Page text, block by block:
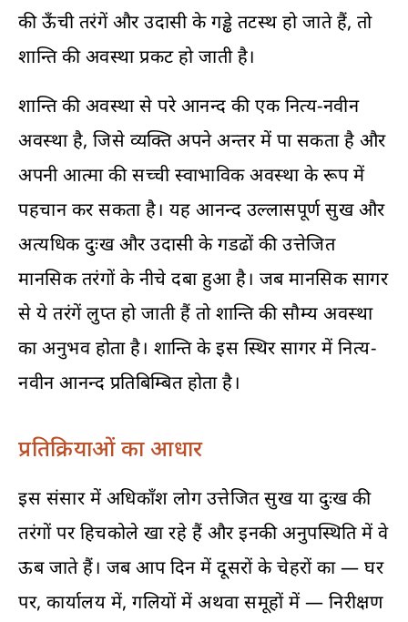
की ऊँची तरंगें और उदासी के गड्ढे तटस्थ हो जाते हैं, तो
शान्ति की अवस्था प्रकट हो जाती है।
शान्ति की अवस्था से परे आनन्द की एक नित्य-नवीन
अवस्था है, जिसे व्यक्ति अपने अन्तर में पा सकता है और
अपनी आत्मा की सच्ची स्वाभाविक अवस्था के रूप में
पहचान कर सकता है। यह आनन्द उल्लासपूर्ण सुख और
अत्यधिक दुःख और उदासी के गडढों की उत्तेजित
मानसिक तरंगों के नीचे दबा हुआ है। जब मानसिक सागर
से ये तरंगें लुप्त हो जाती हैं तो शान्ति की सौम्य अवस्था
का अनुभव होता है। शान्ति के इस स्थिर सागर में नित्य-
नवीन आनन्द प्रतिबिम्बित होता है।
प्रतिक्रियाओं का आधार
इस संसार में अधिकाँश लोग उत्तेजित सुख या दुःख की
तरंगों पर हिचकोले खा रहे हैं और इनकी अनुपस्थिति में वे
ऊब जाते हैं। जब आप दिन में दूसरों के चेहरों का — घर
पर, कार्यालय में, गलियों में अथवा समूहों में — निरीक्षण